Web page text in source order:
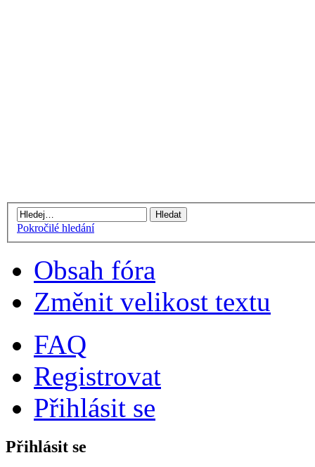
Pokročilé hledání
Obsah fóra
Změnit velikost textu
FAQ
Registrovat
Přihlásit se
Přihlásit se